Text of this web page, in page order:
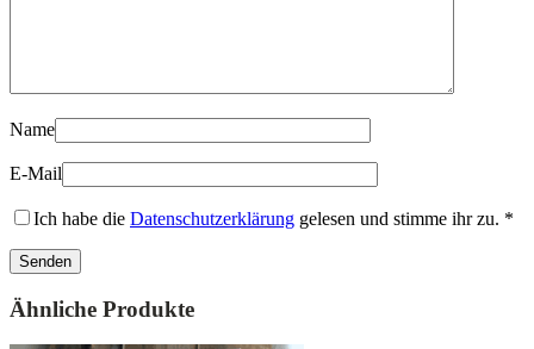
Name
E-Mail
Ich habe die Datenschutzerklärung gelesen und stimme ihr zu. *
Ähnliche Produkte